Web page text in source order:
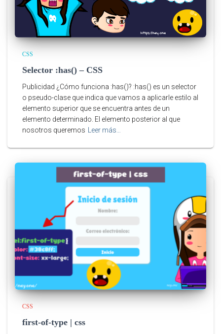
CSS
Selector :has() – CSS
Publicidad ¿Cómo funciona :has()? :has() es un selector
o pseudo-clase que indica que vamos a aplicarle estilo al
elemento superior que se encuentra antes de un
elemento determinado. El elemento posterior al que
nosotros queremos
Leer más…
CSS
first-of-type | css